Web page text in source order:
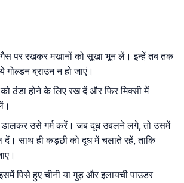
पर रखकर मखानों को सूखा भून लें। इन्हें तब तक
ब्राउन न हो जाएं।
ठंडा होने के लिए रख दें और फिर मिक्सी में
उसे गर्म करें। जब दूध उबलने लगे, तो उसमें
दें। साथ ही कड़छी को दूध में चलाते रहें, ताकि
पिसे हुए चीनी या गुड़ और इलायची पाउडर